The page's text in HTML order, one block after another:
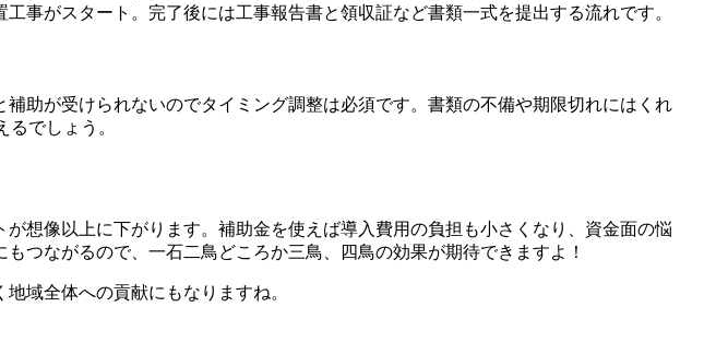
事がスタート。完了後には工事報告書と領収証など書類一式を提出する流れです。
助が受けられないのでタイミング調整は必須です。書類の不備や期限切れにはくれ
るでしょう。
想像以上に下がります。補助金を使えば導入費用の負担も小さくなり、資金面の悩
つながるので、一石二鳥どころか三鳥、四鳥の効果が期待できますよ！
域全体への貢献にもなりますね。